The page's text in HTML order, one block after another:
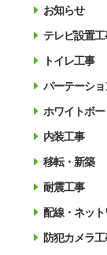
お知らせ
テレビ設置工
トイレ工事
パーテーシ
ホワイトボ
内装工事
移転・新築
耐震工事
配線・ネッ
防犯カメラ工